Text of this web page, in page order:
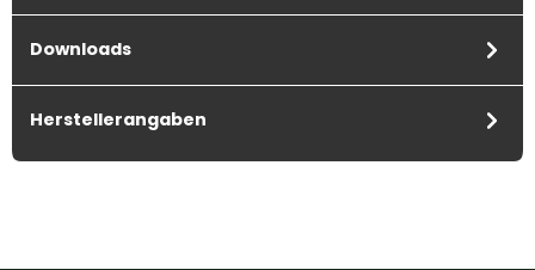
Downloads
Herstellerangaben